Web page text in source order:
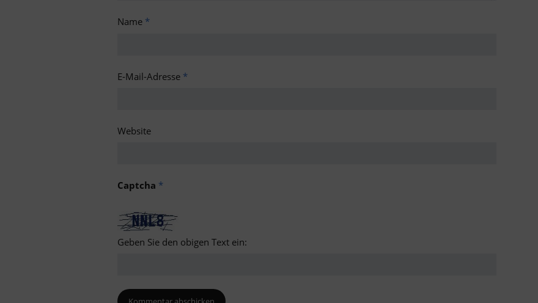
Name *
E-Mail-Adresse *
Website
Captcha *
Geben Sie den obigen Text ein: